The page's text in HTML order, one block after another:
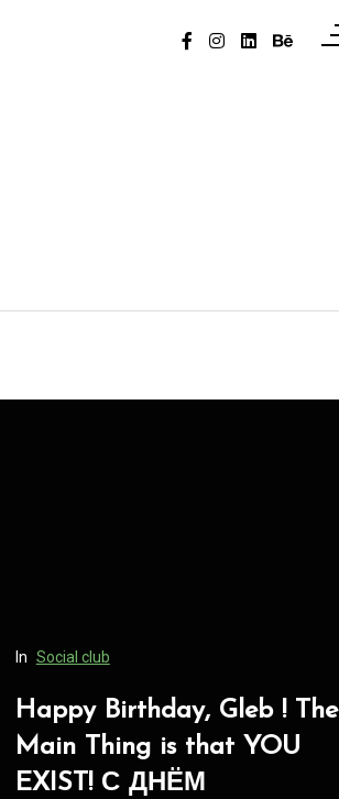
In Social club
Happy Birthday, Gleb ! The
Main Thing is that YOU
EXIST! С ДНЁМ